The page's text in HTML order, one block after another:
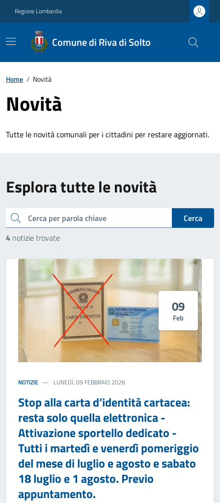
Regione Lombardia
Comune di Riva di Solto
Home / Novità
Novità
Tutte le novità comunali per i cittadini per restare aggiornati.
Esplora tutte le novità
cerca
Cerca
4 notizie trovate
09
Feb
NOTIZIE LUNEDÌ, 09 FEBBRAIO 2026
Stop alla carta d’identità cartacea:
resta solo quella elettronica -
Attivazione sportello dedicato -
Tutti i martedì e venerdì pomeriggio
del mese di luglio e agosto e sabato
18 luglio e 1 agosto. Previo
appuntamento.